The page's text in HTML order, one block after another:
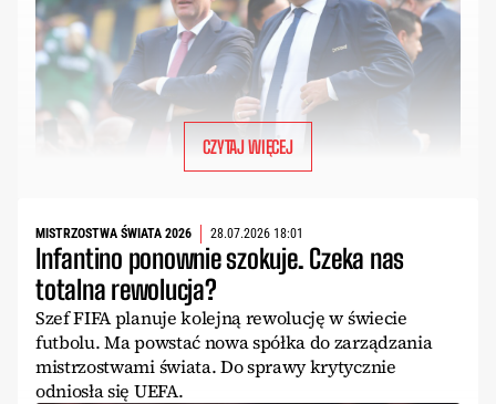
CZYTAJ WIĘCEJ
MISTRZOSTWA ŚWIATA 2026 28.07.2026 18:01
Infantino ponownie szokuje. Czeka nas
totalna rewolucja?
Szef FIFA planuje kolejną rewolucję w świecie
futbolu. Ma powstać nowa spółka do zarządzania
mistrzostwami świata. Do sprawy krytycznie
odniosła się UEFA.